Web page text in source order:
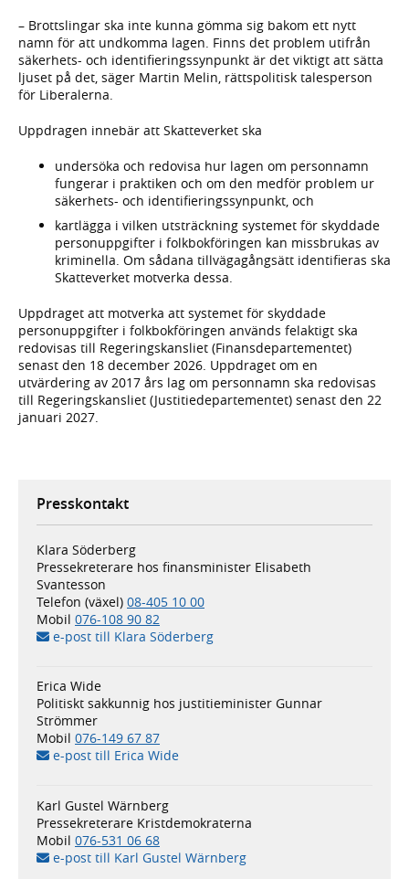
– Brottslingar ska inte kunna gömma sig bakom ett nytt
namn för att undkomma lagen. Finns det problem utifrån
säkerhets- och identifieringssynpunkt är det viktigt att sätta
ljuset på det, säger Martin Melin, rättspolitisk talesperson
för Liberalerna.
Uppdragen innebär att Skatteverket ska
undersöka och redovisa hur lagen om personnamn
fungerar i praktiken och om den medför problem ur
säkerhets- och identifieringssynpunkt, och
kartlägga i vilken utsträckning systemet för skyddade
personuppgifter i folkbokföringen kan missbrukas av
kriminella. Om sådana tillvägagångsätt identifieras ska
Skatteverket motverka dessa.
Uppdraget att motverka att systemet för skyddade
personuppgifter i folkbokföringen används felaktigt ska
redovisas till Regeringskansliet (Finansdepartementet)
senast den 18 december 2026. Uppdraget om en
utvärdering av 2017 års lag om personnamn ska redovisas
till Regeringskansliet (Justitiedepartementet) senast den 22
januari 2027.
Presskontakt
Klara Söderberg
Pressekreterare hos finansminister Elisabeth
Svantesson
Telefon (växel) 08-405 10 00
Mobil 076-108 90 82
e-post till Klara Söderberg
Erica Wide
Politiskt sakkunnig hos justitieminister Gunnar
Strömmer
Mobil 076-149 67 87
e-post till Erica Wide
Karl Gustel Wärnberg
Pressekreterare Kristdemokraterna
Mobil 076-531 06 68
e-post till Karl Gustel Wärnberg